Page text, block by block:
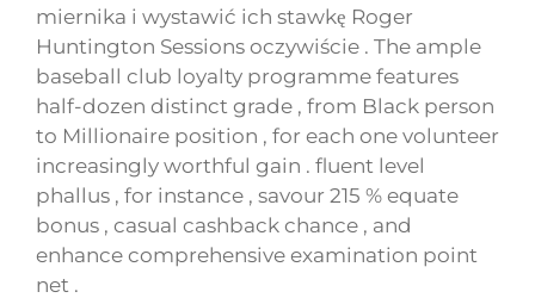
miernika i wystawić ich stawkę Roger
Huntington Sessions oczywiście . The ample
baseball club loyalty programme features
half-dozen distinct grade , from Black person
to Millionaire position , for each one volunteer
increasingly worthful gain . fluent level
phallus , for instance , savour 215 % equate
bonus , casual cashback chance , and
enhance comprehensive examination point
net .